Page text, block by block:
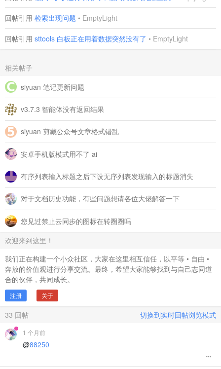
回帖引用 检索出现问题 • EmptyLight
回帖引用 sttools 白板正在用着数据突然没有了 • EmptyLight
相关帖子
siyuan 笔记更新问题
v3.7.3 智能体没有返回结果
siyuan 剪藏公众号文章格式错乱
安卓手机版模式用不了 ai
有序列表输入标题之后下设无序列表发现输入的标题消失
对于文档历史功能，有些问题想请各位大佬解答一下
您见过禁止云同步的图标在转圈圈吗
欢迎来到这里！
我们正在构建一个小众社区，大家在这里相互信任，以平等 • 自由 •
奔放的价值观进行分享交流。最终，希望大家能够找到与自己志同道
合的伙伴，共同成长。
注册 关于
33 回帖 切换到实时回帖浏览模式
1 个月前
@88250